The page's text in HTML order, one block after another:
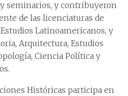
seminarios, y contribuyeron
de las licenciaturas de
Latinoamericanos, y
Arquitectura, Estudios
Ciencia Política y
Históricas participa en